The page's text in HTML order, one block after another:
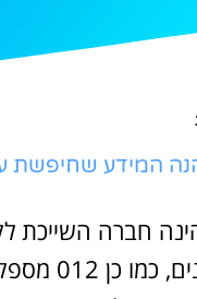
המידע שחיפשת על: 012 שירות
טלקום הינה חברה
סלולרית